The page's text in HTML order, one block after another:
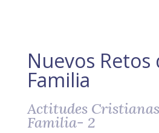
Nuevos Retos
Familia
Actitudes
Familia- 2